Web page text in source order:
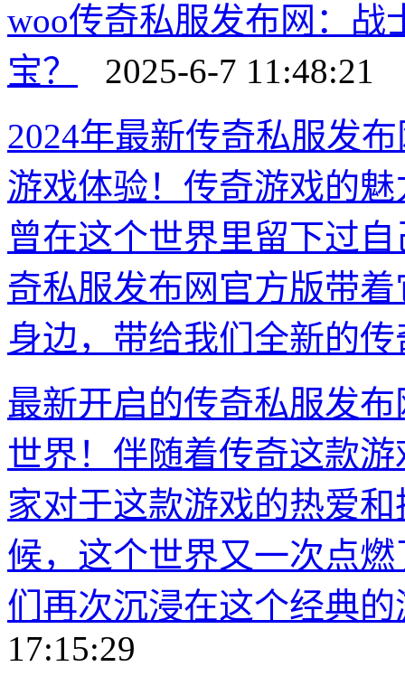
woo传奇私服发布网：战
宝？
2025-6-7 11:48:21
2024年最新传奇私服发
游戏体验！传奇游戏的
曾在这个世界里留下过
奇私服发布网官方版带
身边，带给我们全新的
最新开启的传奇私服发
世界！伴随着传奇这款
家对于这款游戏的热爱
候，这个世界又一次点
们再次沉浸在这个经典
17:15:29